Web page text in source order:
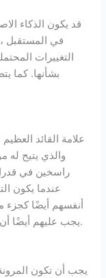
قد يكون الذكاء
في المستقبل ،
التغييرات
بشأنها. كما
علامة القائد
والذي يتيح له
راسخين في
عندما يكون
أنفسهم أيضًا كجزء
يجب عليهم أيضًا أن يسعوا باستمرار لتشجيع الآخرين على التألق.
يجب أن تكون